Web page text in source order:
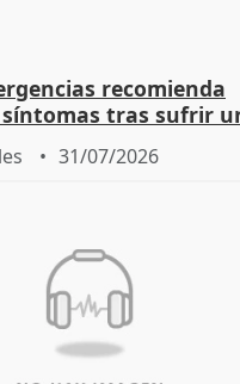
recomienda
tras sufrir
31/07/2026